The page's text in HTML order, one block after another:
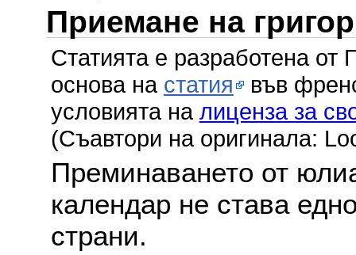
Приемане на
Статията е разработена
основа на статия във
условията на лиценза за
(Съавтори на оригинала:
Преминаването от
календар не става
страни.